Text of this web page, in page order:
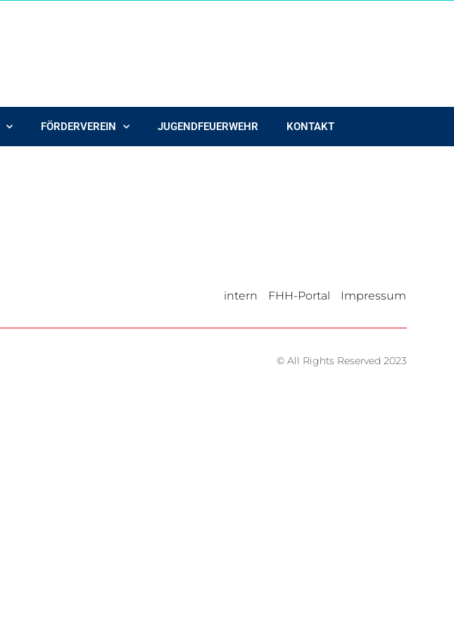
FÖRDERVEREIN JUGENDFEUERWEHR KONTAKT
intern FHH-Portal Impressum
© All Rights Reserved 2023